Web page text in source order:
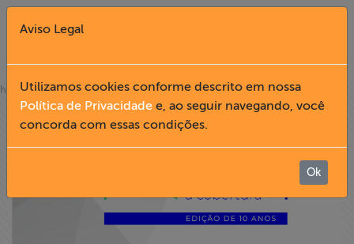
Fechar X
English
home»notícias
Aviso Legal
Utilizamos cookies conforme descrito em nossa
Política de Privacidade e, ao seguir navegando, você
concorda com essas condições.
Ok